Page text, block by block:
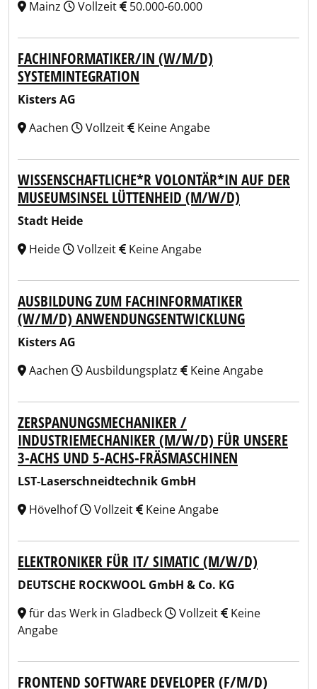
Mainz
Vollzeit 50.000-60.000
FACHINFORMATIKER/IN (W/M/D)
SYSTEMINTEGRATION
Kisters AG
Aachen
Vollzeit Keine Angabe
WISSENSCHAFTLICHE*R VOLONTÄR*IN AUF DER
MUSEUMSINSEL LÜTTENHEID (M/W/D)
Stadt Heide
Heide
Vollzeit Keine Angabe
AUSBILDUNG ZUM FACHINFORMATIKER
(W/M/D) ANWENDUNGSENTWICKLUNG
Kisters AG
Aachen
Ausbildungsplatz Keine Angabe
ZERSPANUNGSMECHANIKER /
INDUSTRIEMECHANIKER (M/W/D) FÜR UNSERE
3-ACHS UND 5-ACHS-FRÄSMASCHINEN
LST-Laserschneidtechnik GmbH
Hövelhof
Vollzeit Keine Angabe
ELEKTRONIKER FÜR IT/ SIMATIC (M/W/D)
DEUTSCHE ROCKWOOL GmbH & Co. KG
für das Werk in Gladbeck
Vollzeit
Keine
Angabe
FRONTEND SOFTWARE DEVELOPER (F/M/D)